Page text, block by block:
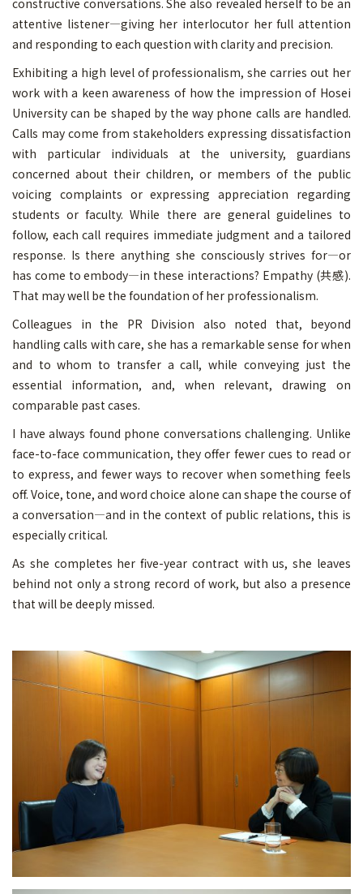
constructive conversations. She also revealed herself to be an
attentive listener—giving her interlocutor her full attention
and responding to each question with clarity and precision.
Exhibiting a high level of professionalism, she carries out her
work with a keen awareness of how the impression of Hosei
University can be shaped by the way phone calls are handled.
Calls may come from stakeholders expressing dissatisfaction
with particular individuals at the university, guardians
concerned about their children, or members of the public
voicing complaints or expressing appreciation regarding
students or faculty. While there are general guidelines to
follow, each call requires immediate judgment and a tailored
response. Is there anything she consciously strives for—or
has come to embody—in these interactions? Empathy (共感).
That may well be the foundation of her professionalism.
Colleagues in the PR Division also noted that, beyond
handling calls with care, she has a remarkable sense for when
and to whom to transfer a call, while conveying just the
essential information, and, when relevant, drawing on
comparable past cases.
I have always found phone conversations challenging. Unlike
face-to-face communication, they offer fewer cues to read or
to express, and fewer ways to recover when something feels
off. Voice, tone, and word choice alone can shape the course of
a conversation—and in the context of public relations, this is
especially critical.
As she completes her five-year contract with us, she leaves
behind not only a strong record of work, but also a presence
that will be deeply missed.